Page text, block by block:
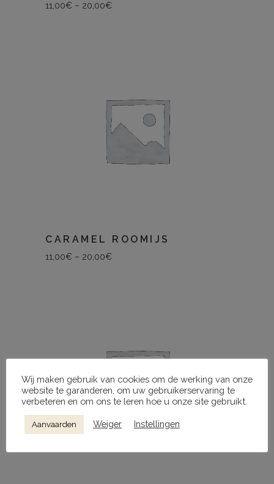
11,00€ – 20,00€
CARAMEL ROOMIJS
11,00€ – 20,00€
Wij maken gebruik van cookies om de werking van onze
website te garanderen, om uw gebruikerservaring te
verbeteren en om ons te leren hoe u onze site gebruikt.
Aanvaarden Weiger Instellingen